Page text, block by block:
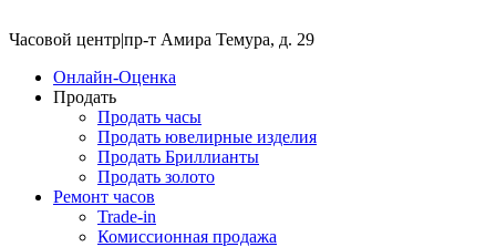
Часовой центр|пр-т Амира Темура, д. 29
Онлайн-Оценка
Продать
Продать часы
Продать ювелирные изделия
Продать Бриллианты
Продать золото
Ремонт часов
Trade-in
Комиссионная продажа